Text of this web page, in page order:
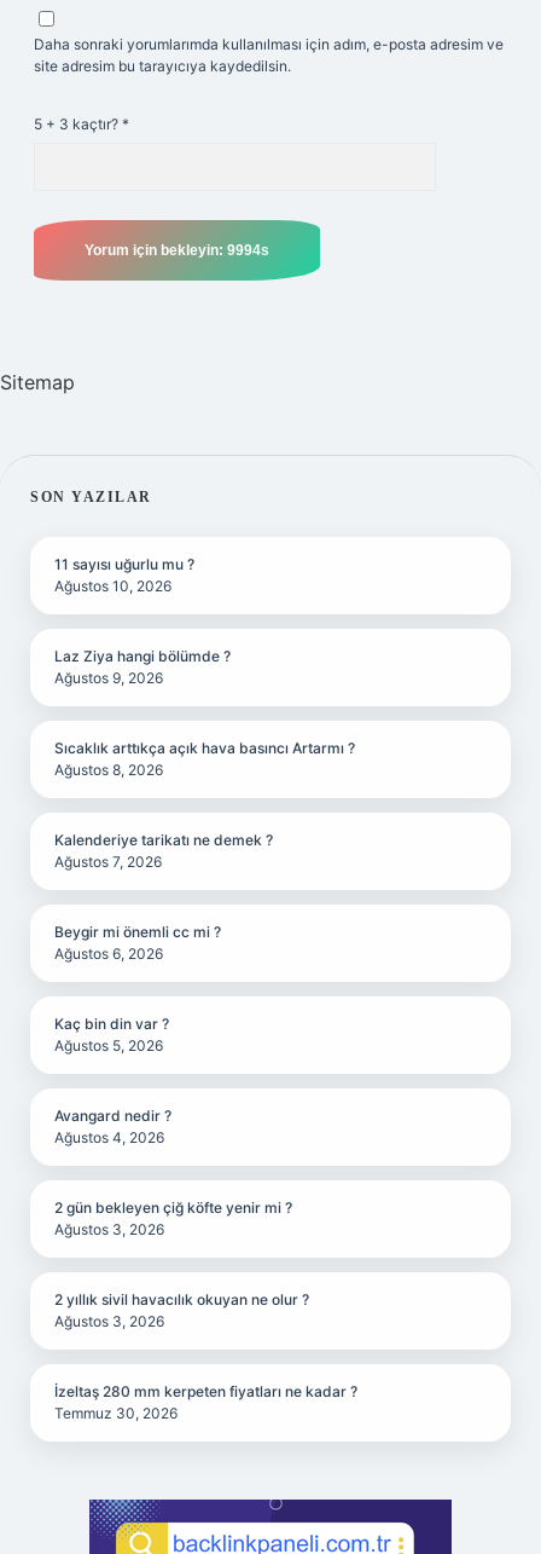
Daha sonraki yorumlarımda kullanılması için adım, e-posta adresim ve
site adresim bu tarayıcıya kaydedilsin.
5 + 3 kaçtır? *
Sitemap
SIDEBAR
SON YAZILAR
11 sayısı uğurlu mu ?
Ağustos 10, 2026
Laz Ziya hangi bölümde ?
Ağustos 9, 2026
Sıcaklık arttıkça açık hava basıncı Artarmı ?
Ağustos 8, 2026
Kalenderiye tarikatı ne demek ?
Ağustos 7, 2026
Beygir mi önemli cc mi ?
Ağustos 6, 2026
Kaç bin din var ?
Ağustos 5, 2026
Avangard nedir ?
Ağustos 4, 2026
2 gün bekleyen çiğ köfte yenir mi ?
Ağustos 3, 2026
2 yıllık sivil havacılık okuyan ne olur ?
Ağustos 3, 2026
İzeltaş 280 mm kerpeten fiyatları ne kadar ?
Temmuz 30, 2026